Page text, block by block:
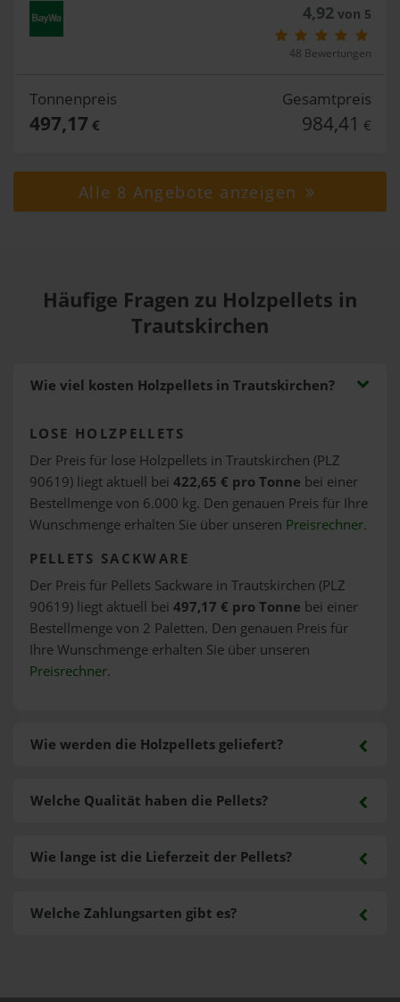
4,92von 5
48 Bewertungen
Tonnenpreis
497,17 €
Gesamtpreis
984,41 €
Alle 8 Angebote anzeigen
Häufige Fragen zu Holzpellets in
Trautskirchen
Wie viel kosten Holzpellets in Trautskirchen?
LOSE HOLZPELLETS
Der Preis für lose Holzpellets in Trautskirchen (PLZ
90619) liegt aktuell bei 422,65 € pro Tonne bei einer
Bestellmenge von 6.000 kg. Den genauen Preis für Ihre
Wunschmenge erhalten Sie über unseren Preisrechner.
PELLETS SACKWARE
Der Preis für Pellets Sackware in Trautskirchen (PLZ
90619) liegt aktuell bei 497,17 € pro Tonne bei einer
Bestellmenge von 2 Paletten. Den genauen Preis für
Ihre Wunschmenge erhalten Sie über unseren
Preisrechner.
Wie werden die Holzpellets geliefert?
Welche Zahlungsarten gibt es?
Welche Qualität haben die Pellets?
Wie lange ist die Lieferzeit der Pellets?